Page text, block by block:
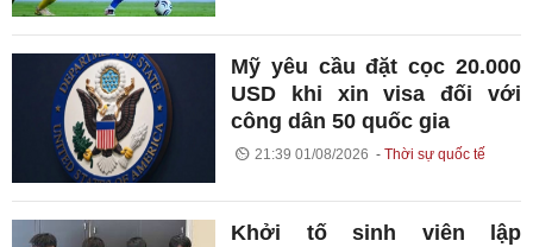
Mỹ yêu cầu đặt cọc 20.000
USD khi xin visa đối với
công dân 50 quốc gia
21:39 01/08/2026 Thời sự quốc tế
Khởi tố sinh viên lập